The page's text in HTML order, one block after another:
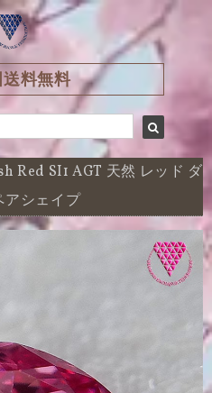
送料無料
Red SI1 AGT 天然 レッド ダ
アシェイプ